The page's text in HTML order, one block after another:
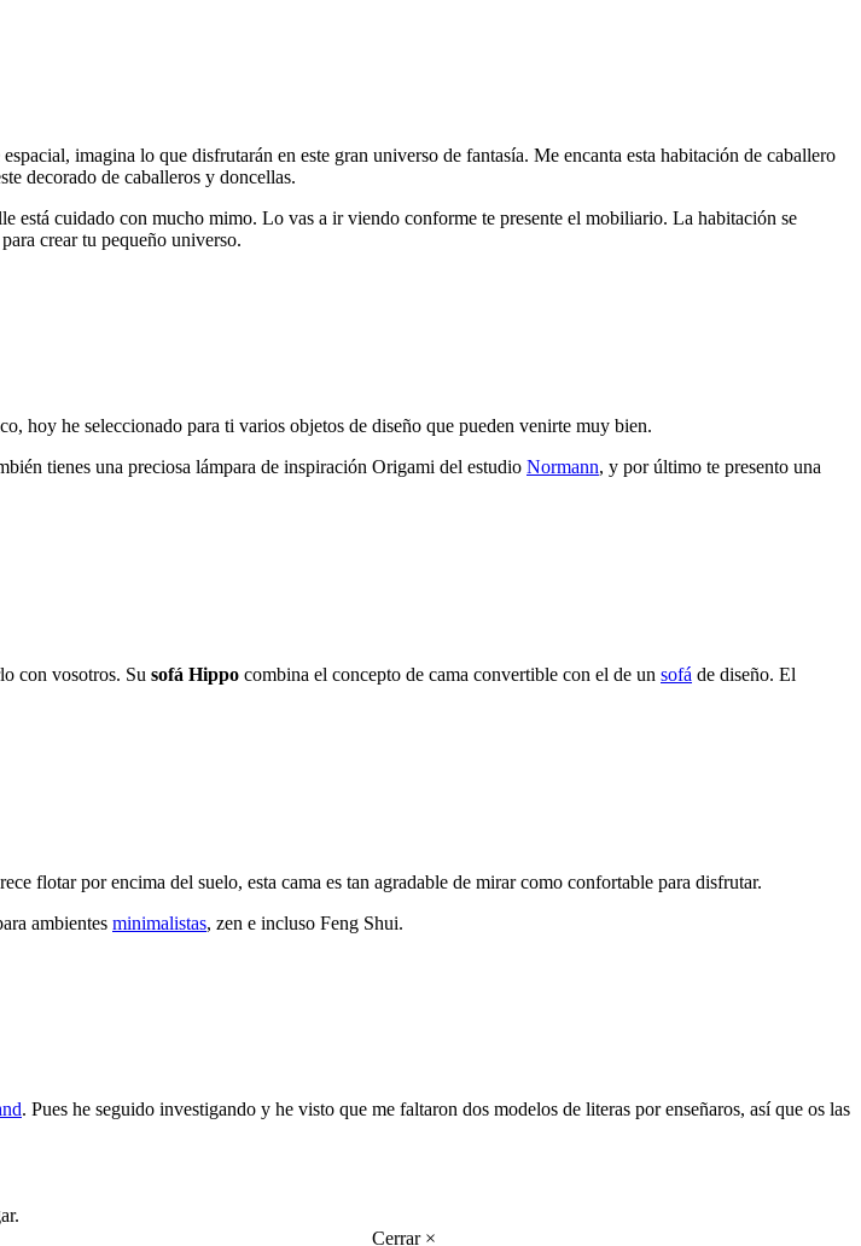
imagina lo que disfrutarán en este gran universo de fantasía. Me encanta esta habitación de caballero
decorado de caballeros y doncellas.
está cuidado con mucho mimo. Lo vas a ir viendo conforme te presente el mobiliario. La habitación se
crear tu pequeño universo.
hoy he seleccionado para ti varios objetos de diseño que pueden venirte muy bien.
tienes una preciosa lámpara de inspiración Origami del estudio Normann, y por último te presento una
con vosotros. Su sofá Hippo combina el concepto de cama convertible con el de un sofá de diseño. El
flotar por encima del suelo, esta cama es tan agradable de mirar como confortable para disfrutar.
ambientes minimalistas, zen e incluso Feng Shui.
. Pues he seguido investigando y he visto que me faltaron dos modelos de literas por enseñaros, así que os las
Cerrar ×